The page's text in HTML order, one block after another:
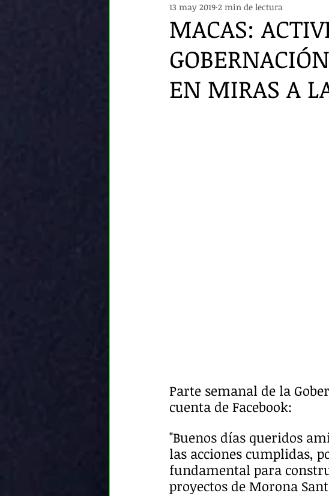
HUMANOS DEL ECUADOR
MACAS:
EN MIRAS A
13 may 2019 2 min de lectura
Parte semanal de la
cuenta de Facebook:
"Buenos días queridos
las acciones cumplidas,
fundamental para
proyectos de Morona